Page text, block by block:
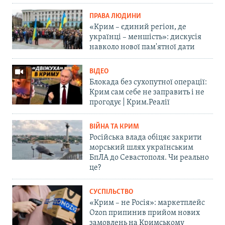
ПРАВА ЛЮДИНИ
«Крим – єдиний регіон, де
українці – меншість»: дискусія
навколо нової пам'ятної дати
ВІДЕО
Блокада без сухопутної операції:
Крим сам себе не заправить і не
прогодує | Крим.Реалії
ВІЙНА ТА КРИМ
Російська влада обіцяє закрити
морський шлях українським
БпЛА до Севастополя. Чи реально
це?
СУСПІЛЬСТВО
«Крим – не Росія»: маркетплейс
Ozon припинив прийом нових
замовлень на Кримському